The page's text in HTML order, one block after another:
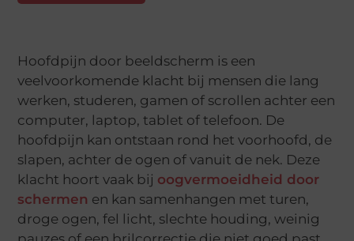
Hoofdpijn door beeldscherm is een
veelvoorkomende klacht bij mensen die lang
werken, studeren, gamen of scrollen achter een
computer, laptop, tablet of telefoon. De
hoofdpijn kan ontstaan rond het voorhoofd, de
slapen, achter de ogen of vanuit de nek. Deze
klacht hoort vaak bij oogvermoeidheid door
schermen en kan samenhangen met turen,
droge ogen, fel licht, slechte houding, weinig